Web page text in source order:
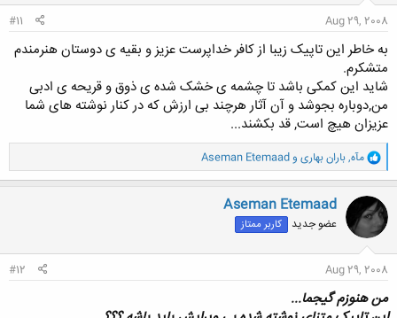
Aug 29, 2008
#11
به خاطر این تاپیک زیبا از کافر خداپرست عزیز و بقیه ی دوستان هنرمندم
متشکرم.
شاید این کمکی باشد تا چشمه ی خشک شده ی ذوق و قریحه ی ادبی
من,دوباره بجوشد و آن آثار هرچند بی ارزش که در کنار نوشته های شما
عزیزان هیچ است, قد بکشند...
و
ا
ک
ن
ش
ه
ا
مآه,باران بهاری و Aseman Etemaad
Aseman Etemaad
عضو جدید کاربر ممتاز
Aug 29, 2008
#12
من هنوزم گیجما...